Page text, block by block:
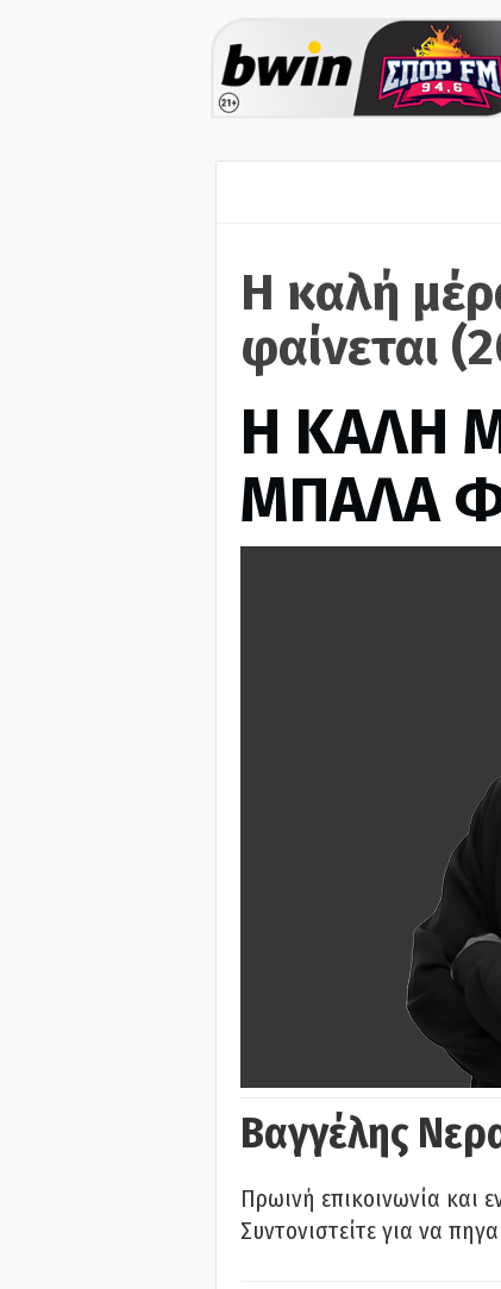
Η καλή
φαίνεται
H ΚΑΛΗ
ΜΠΑΛΑ
Βαγγέλης
Πρωινή επικοινωνία και
Συντονιστείτε για να